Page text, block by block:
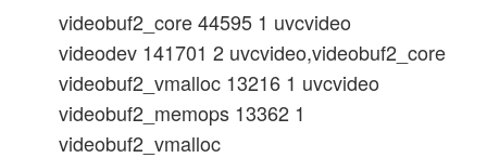
videobuf2_core 44595 1 uvcvideo
videodev 141701 2 uvcvideo,videobuf2_core
videobuf2_vmalloc 13216 1 uvcvideo
videobuf2_memops 13362 1
videobuf2_vmalloc